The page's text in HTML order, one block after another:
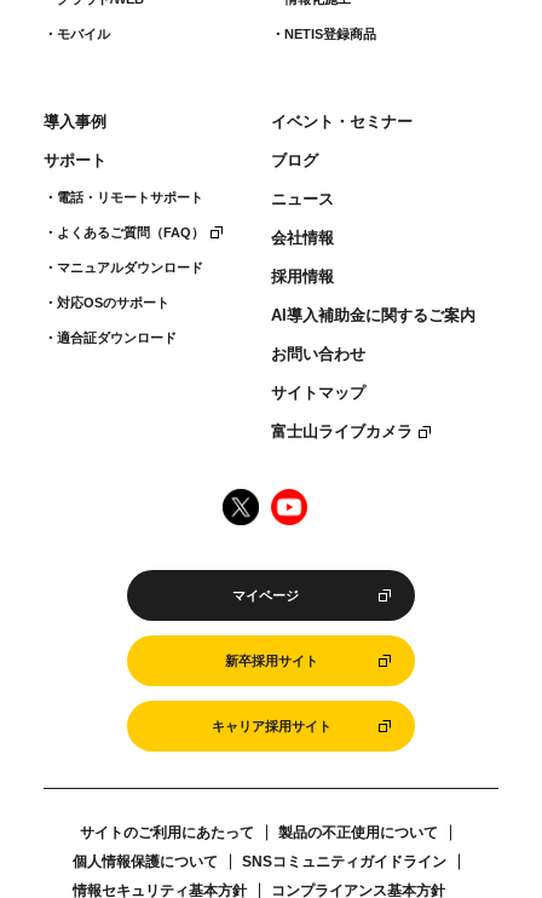
モバイル NETIS登録商品
導入事例
サポート
電話・リモートサポート
よくあるご質問（FAQ）
マニュアルダウンロード
対応OSのサポート
適合証ダウンロード
イベント・セミナー
ブログ
ニュース
会社情報
採用情報
AI導入補助金に関するご案内
お問い合わせ
サイトマップ
富士山ライブカメラ
マイページ
新卒採用サイト
キャリア採用サイト
サイトのご利用にあたって
製品の不正使用について
個人情報保護について
SNSコミュニティガイドライン
情報セキュリティ基本方針
コンプライアンス基本方針